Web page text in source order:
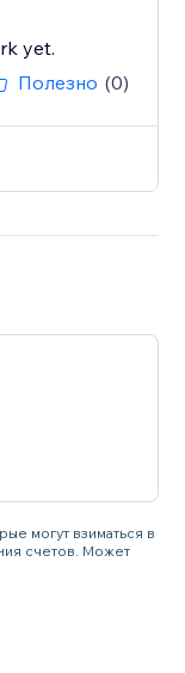
yet.
Полезно (0)
могут взиматься в
счетов. Может